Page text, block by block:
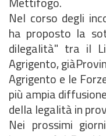
Nel corso degli
ha proposto la
dilegalità" tra il
Agrigento,
Agrigento e le
più ampia
della legalità in
Nei prossimi